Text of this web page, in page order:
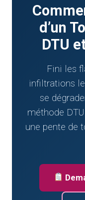
d’un
DTU
Fini les
infiltrations
se
méthode
une pente de